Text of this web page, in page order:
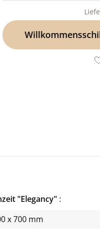
"Elegancy"
x 700 mm